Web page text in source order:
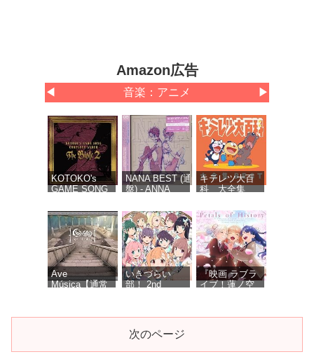
Amazon広告
◀ 音楽：アニメ ▶
KOTOKO's
GAME SONG
ALBUM “The
Bible 2” -
KOTOKO (特
典なし)
NANA BEST (通常
盤) - ANNA
NANA(BLACK
STONES),OLIVIA
inspi'
REIRA(TRAPNEST)
キテレツ大百
科 大全集
Ave
Música【通常
いきづらい
部！ 2nd
REGAIN
AGAIN
LLLLOVE」
『映画 ラブラ
イブ！蓮ノ空
ラブ Bloom
次のページ